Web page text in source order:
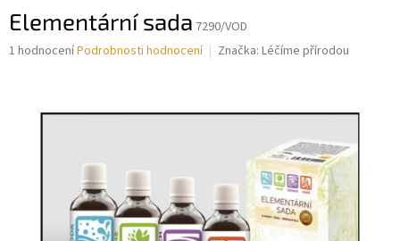
Elementární sada 7290/VOD
Průměrné
1 hodnoceníPodrobnosti hodnocení Značka: Léčíme přírodou